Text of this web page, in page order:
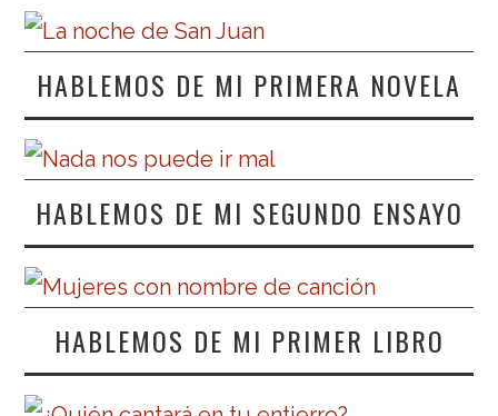
HABLEMOS DE MI PRIMERA NOVELA
HABLEMOS DE MI SEGUNDO ENSAYO
HABLEMOS DE MI PRIMER LIBRO